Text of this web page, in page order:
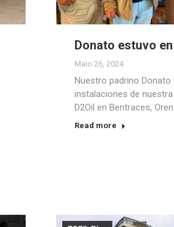
Donato estuvo en
Maio 26, 2024
Nuestro padrino Donato
instalaciones de
D2Oil en Bentraces,
Read more